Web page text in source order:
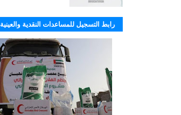
رابط التسجيل للمساعدات النقدية والعينية